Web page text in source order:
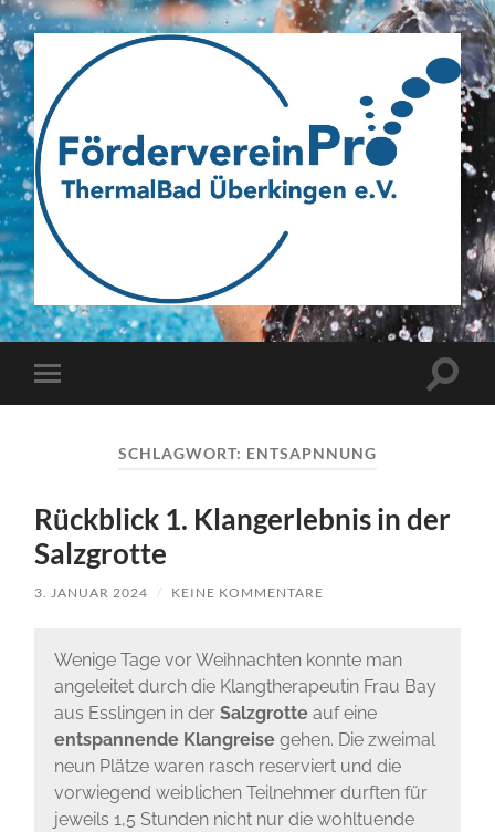
Webseite
des
Fördervereins
Menü
SCHLAGWORT: ENTSAPNNUNG
Rückblick 1. Klangerlebnis in der
Salzgrotte
3. JANUAR 2024 / KEINE KOMMENTARE
Wenige Tage vor Weihnachten konnte man
angeleitet durch die Klangtherapeutin Frau Bay
aus Esslingen in der Salzgrotteauf eine
entspannende Klangreisegehen. Die zweimal
neun Plätze waren rasch reserviert und die
vorwiegend weiblichen Teilnehmer durften für
jeweils 1,5 Stunden nicht nur die wohltuende